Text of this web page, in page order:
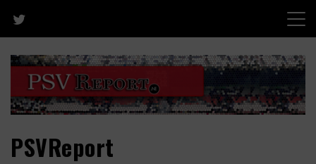
content
PSVReport